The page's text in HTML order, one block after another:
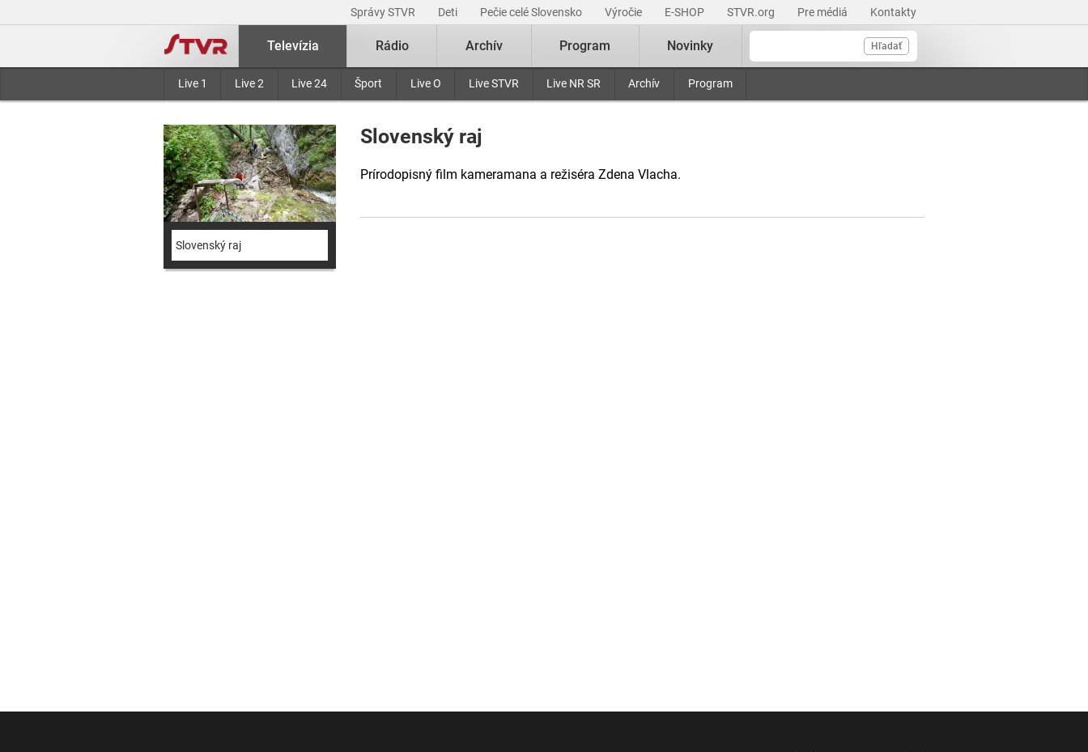
Správy STVR Deti Pečie celé Slovensko Výročie E-SHOP STVR.org Pre médiá Kontakty
Hľadať
Televízia
Live 1 Live 2 Live 24 Šport Live O Live STVR Live NR SR Archív Program
Rádio Archív Program Novinky
Slovenský raj
Slovenský raj
Prírodopisný film kameramana a režiséra Zdena Vlacha.